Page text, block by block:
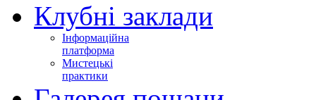
Клубні заклади
Інформаційна
платформа
Мистецькі
практики